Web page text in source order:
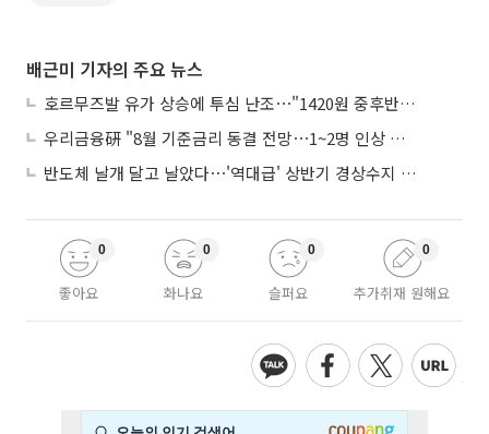
배근미 기자의 주요 뉴스
호르무즈발 유가 상승에 투심 난조⋯"1420원 중후반 등락"
우리금융硏 "8월 기준금리 동결 전망⋯1~2명 인상 소수의견 낼 것"
반도체 날개 달고 날았다⋯'역대급' 상반기 경상수지 흑자 2000억달러 육박
좋아요
0
화나요
0
슬퍼요
0
추가취재 원해요
0